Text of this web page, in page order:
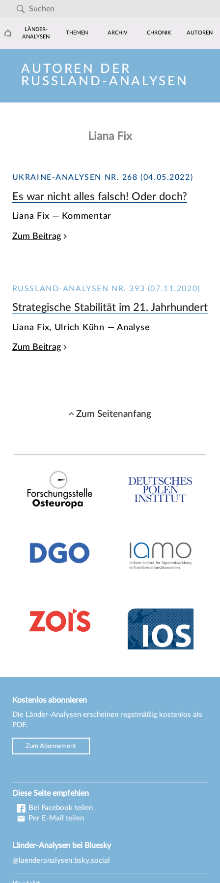
LÄNDER-
ANALYSEN
THEMEN ARCHIV CHRONIK AUTOREN
AUTOREN DER
RUSSLAND-ANALYSEN
Liana Fix
UKRAINE-ANALYSEN NR. 268 (04.05.2022)
Es war nicht alles falsch! Oder doch?
Liana Fix — Kommentar
Zum Beitrag
RUSSLAND-ANALYSEN NR. 393 (07.11.2020)
Strategische Stabilität im 21. Jahrhundert
Liana Fix, Ulrich Kühn — Analyse
Zum Beitrag
Zum Seitenanfang
Kostenlos abonnieren
Die Länder-Analysen erscheinen regelmäßig kostenlos als
PDF.
Zum Abonnement
Diese Seite empfehlen
Bei Facebook teilen
Per E-Mail teilen
Länder-Analysen bei Bluesky
@laenderanalysen.bsky.social